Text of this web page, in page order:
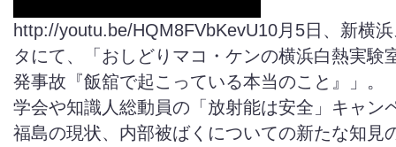
http://youtu.be/HQM8FVbKevU10月5日、新横
タにて、「おしどりマコ・ケンの横浜白熱実験
発事故『飯舘で起こっている本当のこと』」
学会や知識人総動員の「放射能は安全」キャン
福島の現状、内部被ばくについての新たな知見